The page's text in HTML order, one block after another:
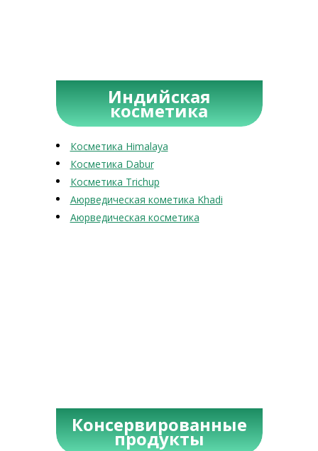
Индийская
косметика
Косметика Himalaya
Косметика Dabur
Косметика Trichup
Аюрведическая кометика Khadi
Аюрведическая косметика
Консервированные
продукты